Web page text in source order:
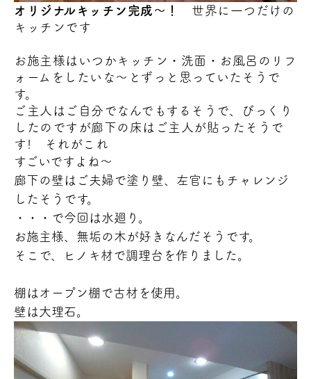
オリジナルキッチン完成～！
世界に一つだけの
キッチンです
お施主様はいつかキッチン・洗面・お風呂のリフ
ォームをしたいな～とずっと思っていたそうで
す。
ご主人はご自分でなんでもするそうで、びっくり
したのですが廊下の床はご主人が貼ったそうで
す! それがこれ
すごいですよね～
廊下の壁はご夫婦で塗り壁、左官にもチャレンジ
したそうです。
・・・で今回は水廻り。
お施主様、無垢の木が好きなんだそうです。
そこで、ヒノキ材で調理台を作りました。
棚はオープン棚で古材を使用。
壁は大理石。